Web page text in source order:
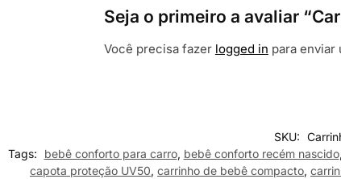
Seja o primeiro a avaliar
Você precisa fazer logged in para enviar
SKU:
Tags:
bebê conforto para carro, bebê conforto recém nascido,
capota proteção UV50, carrinho de bebê compacto,